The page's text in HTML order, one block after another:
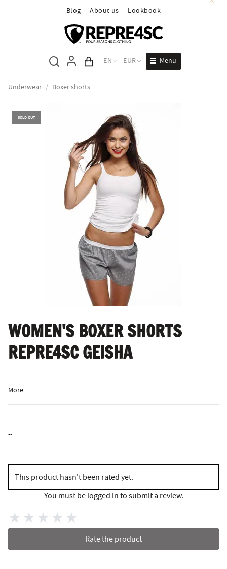
Blog About us Lookbook
Cart total
EN EUR Menu
Underwear / Boxer shorts
SOLD OUT
WOMEN'S BOXER SHORTS
REPRE4SC GEISHA
--
More
--
This product hasn't been rated yet.
You must be logged in to submit a review.
Rate the product